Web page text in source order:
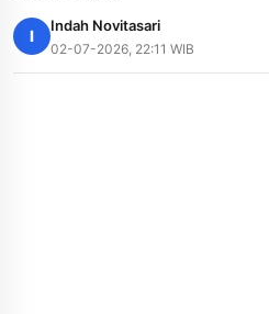
I
Indah Novitasari
02-07-2026, 22:11 WIB